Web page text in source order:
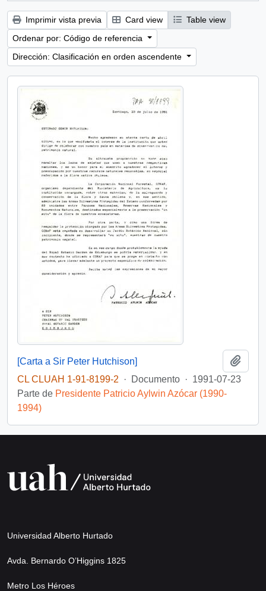
Imprimir vista previa Card view
Table view
Ordenar por: Código de referencia
Dirección: Clasificación en orden ascendente
[Carta a Sir Peter Hutchison]
CL CLUAH 1-91-8199-2
· Documento · 1991-07-23
Parte de Presidente Patricio Aylwin Azócar (1990-
1994)
Universidad Alberto Hurtado
Avda. Bernardo O’Higgins 1825
Metro Los Héroes